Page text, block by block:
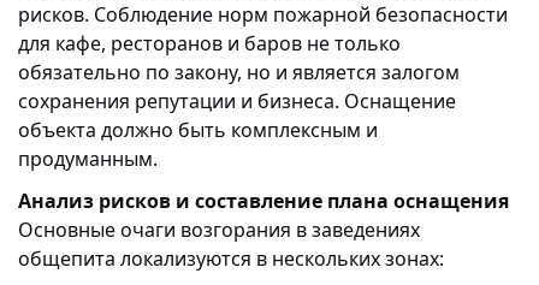
рисков. Соблюдение норм пожарной безопасности
для кафе, ресторанов и баров не только
обязательно по закону, но и является залогом
сохранения репутации и бизнеса. Оснащение
объекта должно быть комплексным и
продуманным.
Анализ рисков и составление плана оснащения
Основные очаги возгорания в заведениях
общепита локализуются в нескольких зонах: